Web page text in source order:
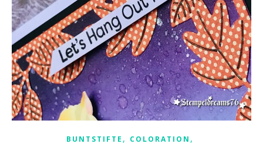
BUNTSTIFTE , COLORATION ,